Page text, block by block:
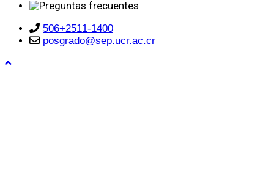
506+2511-1400
posgrado@sep.ucr.ac.cr